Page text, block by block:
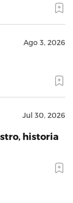
Ago 3, 2026
Jul 30, 2026
historia